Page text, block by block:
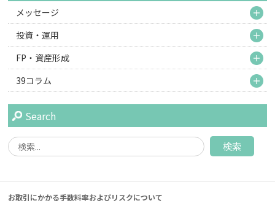
メッセージ
投資・運用
FP・資産形成
39コラム
Search
お取引にかかる手数料率およびリスクについて